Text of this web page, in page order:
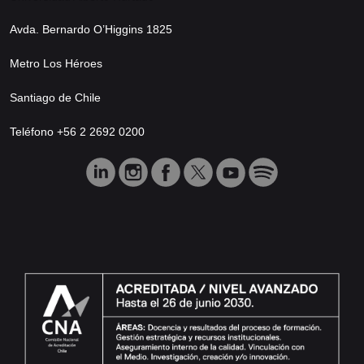
Avda. Bernardo O’Higgins 1825
Metro Los Héroes
Santiago de Chile
Teléfono +56 2 2692 0200